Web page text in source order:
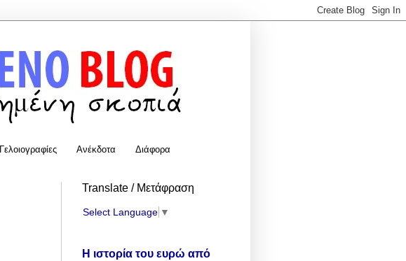
Γελοιογραφίες Ανέκδοτα Διάφορα
Translate / Μετάφραση
Select Language ▼
Η ιστορία του ευρώ από